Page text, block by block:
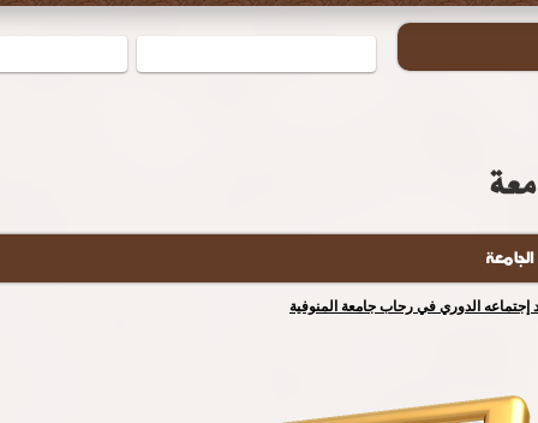
إجتماعه الدوري في رحاب جامعة المنوفية